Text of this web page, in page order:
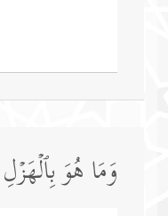
وَمَا هُوَ بِٱلۡهَزۡلِ